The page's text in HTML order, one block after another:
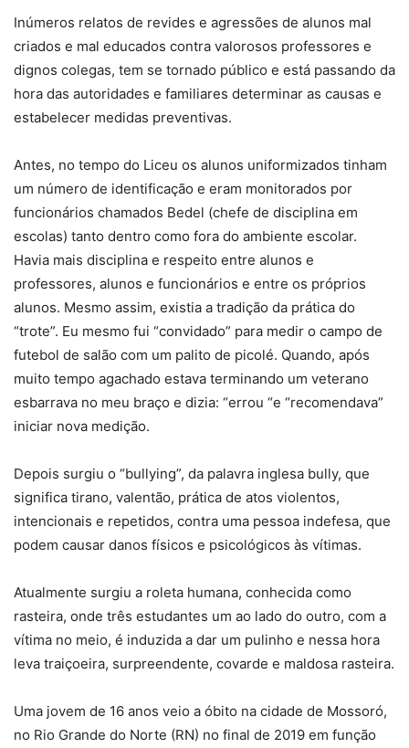
Inúmeros relatos de revides e agressões de alunos mal
criados e mal educados contra valorosos professores e
dignos colegas, tem se tornado público e está passando da
hora das autoridades e familiares determinar as causas e
estabelecer medidas preventivas.
Antes, no tempo do Liceu os alunos uniformizados tinham
um número de identificação e eram monitorados por
funcionários chamados Bedel (chefe de disciplina em
escolas) tanto dentro como fora do ambiente escolar.
Havia mais disciplina e respeito entre alunos e
professores, alunos e funcionários e entre os próprios
alunos. Mesmo assim, existia a tradição da prática do
“trote”. Eu mesmo fui “convidado” para medir o campo de
futebol de salão com um palito de picolé. Quando, após
muito tempo agachado estava terminando um veterano
esbarrava no meu braço e dizia: “errou “e “recomendava”
iniciar nova medição.
Depois surgiu o “bullying”, da palavra inglesa bully, que
significa tirano, valentão, prática de atos violentos,
intencionais e repetidos, contra uma pessoa indefesa, que
podem causar danos físicos e psicológicos às vítimas.
Atualmente surgiu a roleta humana, conhecida como
rasteira, onde três estudantes um ao lado do outro, com a
vítima no meio, é induzida a dar um pulinho e nessa hora
leva traiçoeira, surpreendente, covarde e maldosa rasteira.
Uma jovem de 16 anos veio a óbito na cidade de Mossoró,
no Rio Grande do Norte (RN) no final de 2019 em função